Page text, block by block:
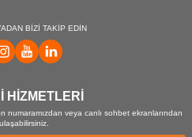
BİZİ TAKİP EDİN
HİZMETLERİ
numaramızdan veya canlı sohbet ekranlarından